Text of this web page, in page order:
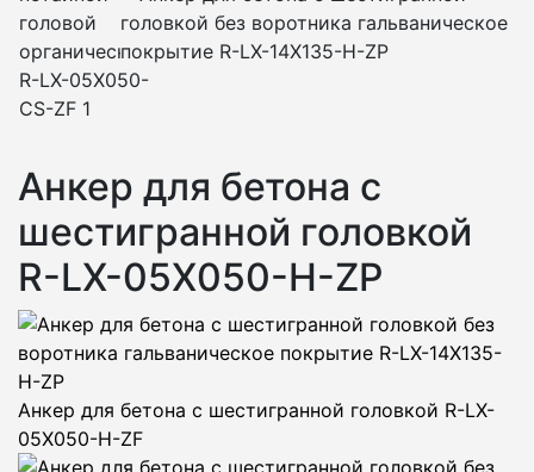
Анкер для бетона с
шестигранной головкой
R-LX-05X050-H-ZP
Анкер для бетона с шестигранной головкой R-LX-
05X050-H-ZF